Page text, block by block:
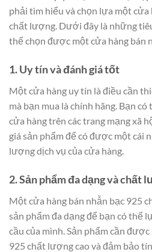
phải tìm hiểu và chọn lựa một cửa
chất lượng. Dưới đây là những
thể chọn được một cửa hàng bán
1. Uy tín và đánh giá tốt
Một cửa hàng uy tín là điều cần
mà bạn mua là chính hãng. Bạn
cửa hàng trên các trang mạng xã
giá sản phẩm để có được một cái
lượng dịch vụ của cửa hàng.
2. Sản phẩm đa dạng và chất
Một cửa hàng bán nhẫn bạc 925
sản phẩm đa dạng để bạn có thể
cầu của mình. Sản phẩm cần
925 chất lượng cao và đảm bảo